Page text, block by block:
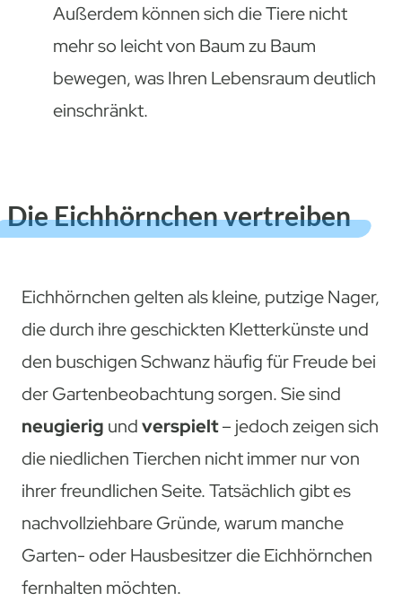
Außerdem können sich die Tiere nicht
mehr so leicht von Baum zu Baum
bewegen, was Ihren Lebensraum deutlich
einschränkt.
Die Eichhörnchen vertreiben
Eichhörnchen gelten als kleine, putzige Nager,
die durch ihre geschickten Kletterkünste und
den buschigen Schwanz häufig für Freude bei
der Gartenbeobachtung sorgen. Sie sind
neugierig undverspielt– jedoch zeigen sich
die niedlichen Tierchen nicht immer nur von
ihrer freundlichen Seite. Tatsächlich gibt es
nachvollziehbare Gründe, warum manche
Garten- oder Hausbesitzer die Eichhörnchen
fernhalten möchten.